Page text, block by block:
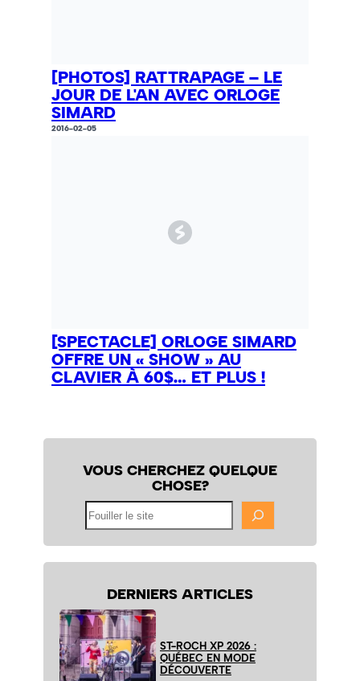
[PHOTOS] RATTRAPAGE – LE
JOUR DE L'AN AVEC ORLOGE
SIMARD
2016-02-05
[SPECTACLE] ORLOGE SIMARD
OFFRE UN « SHOW » AU
CLAVIER À 60$… ET PLUS !
VOUS CHERCHEZ QUELQUE
CHOSE?
DERNIERS ARTICLES
ST-ROCH XP 2026 :
QUÉBEC EN MODE
DÉCOUVERTE